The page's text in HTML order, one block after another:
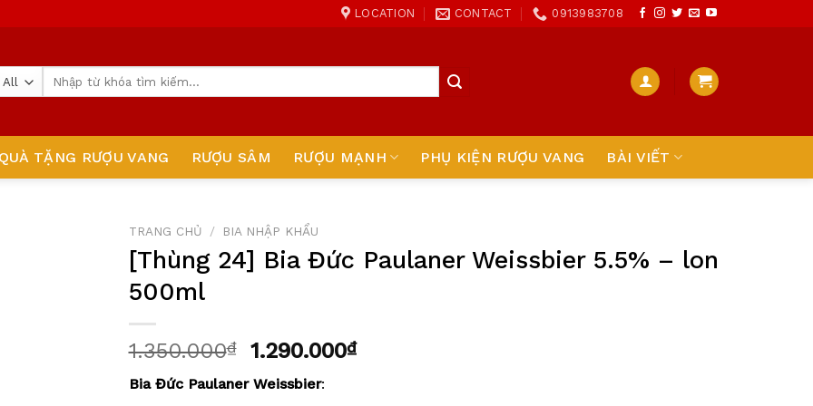
LOCATION CONTACT 0913983708
QUÀ TẶNG RƯỢU VANG RƯỢU SÂM RƯỢU MẠNH PHỤ KIỆN RƯỢU VANG BÀI VIẾT
TRANG CHỦ / BIA NHẬP KHẨU
[Thùng 24] Bia Đức Paulaner Weissbier 5.5% – lon
500ml
1.350.000₫ 1.290.000₫
Bia Đức Paulaner Weissbier: